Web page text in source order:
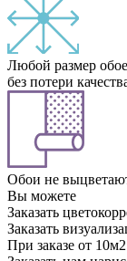
Любой размер
без потери
Обои не
Вы можете
Заказать
Заказать
При заказе от